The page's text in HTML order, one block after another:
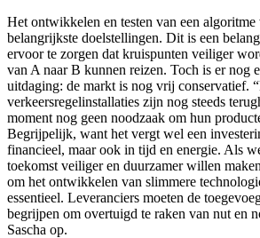
Het ontwikkelen en testen van een algoritme
belangrijkste doelstellingen. Dit is een
ervoor te zorgen dat kruispunten veiliger
van A naar B kunnen reizen. Toch is er nog
uitdaging: de markt is nog vrij conservatief.
verkeersregelinstallaties zijn nog steeds
moment nog geen noodzaak om hun
Begrijpelijk, want het vergt wel een
financieel, maar ook in tijd en energie. Als
toekomst veiliger en duurzamer willen
om het ontwikkelen van slimmere
essentieel. Leveranciers moeten de
begrijpen om overtuigd te raken van nut en
Sascha op.